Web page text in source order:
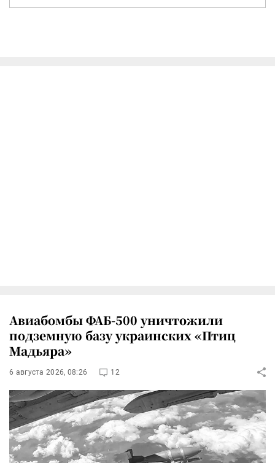
Авиабомбы ФАБ-500 уничтожили
подземную базу украинских «Птиц
Мадьяра»
6 августа 2026, 08:26 12